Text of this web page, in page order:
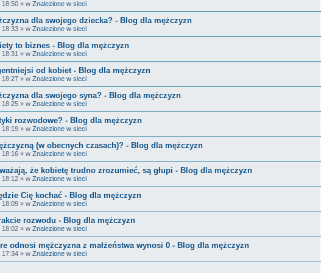
18:50 » w Znalezione w sieci
dla swojego dziecka? - Blog dla mężczyzn
18:33 » w Znalezione w sieci
to biznes - Blog dla mężczyzn
» w Znalezione w sieci
od kobiet - Blog dla mężczyzn
18:27 » w Znalezione w sieci
dla swojego syna? - Blog dla mężczyzn
18:25 » w Znalezione w sieci
rozwodowe? - Blog dla mężczyzn
18:19 » w Znalezione w sieci
(w obecnych czasach)? - Blog dla mężczyzn
18:16 » w Znalezione w sieci
że kobietę trudno zrozumieć, są głupi - Blog dla mężczyzn
18:12 » w Znalezione w sieci
Cię kochać - Blog dla mężczyzn
18:09 » w Znalezione w sieci
rozwodu - Blog dla mężczyzn
18:02 » w Znalezione w sieci
odnosi mężczyzna z małżeństwa wynosi 0 - Blog dla mężczyzn
17:34 » w Znalezione w sieci